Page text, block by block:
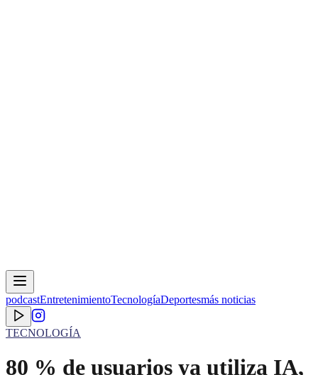
podcastEntretenimientoTecnologíaDeportesmás noticias
TECNOLOGÍA
80 % de usuarios ya utiliza IA,